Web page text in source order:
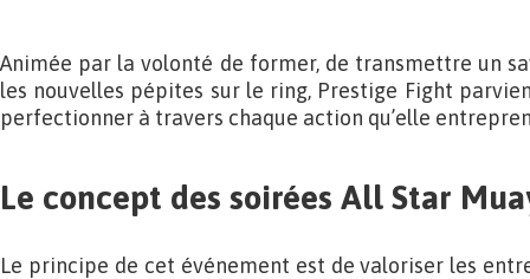
Animée par la volonté de former, de transmettre un
les nouvelles pépites sur le ring, Prestige Fight
perfectionner à travers chaque action qu’elle
Le concept des soirées All Star
Le principe de cet événement est de valoriser les